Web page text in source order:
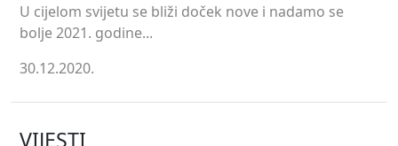
U cijelom svijetu se bliži doček nove i nadamo se
bolje 2021. godine...
30.12.2020.
VIJESTI